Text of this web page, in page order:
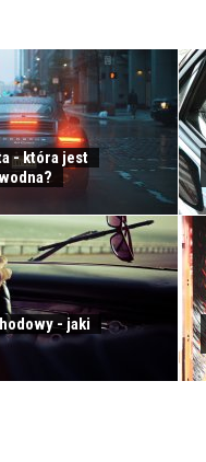
- która jest
- jaki